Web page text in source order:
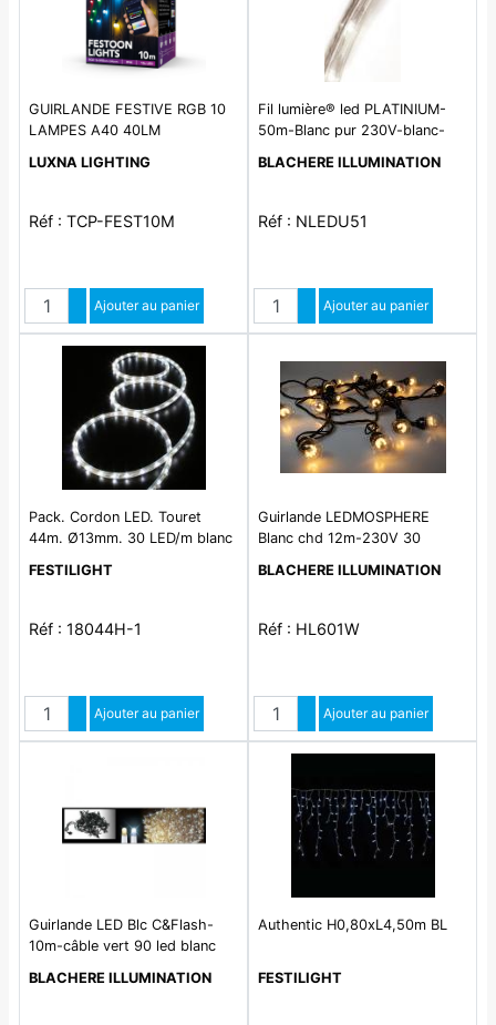
GUIRLANDE FESTIVE RGB 10
LAMPES A40 40LM
LUXNA LIGHTING
Réf : TCP-FEST10M
QuantitéAugmenter quantité
Diminuer quantité
Ajouter au panier
Fil lumière® led PLATINIUM-
50m-Blanc pur 230V-blanc-
BLACHERE ILLUMINATION
Réf : NLEDU51
QuantitéAugmenter quantité
Diminuer quantité
Ajouter au panier
Pack. Cordon LED. Touret
44m. Ø13mm. 30 LED/m blanc
FESTILIGHT
Réf : 18044H-1
QuantitéAugmenter quantité
Diminuer quantité
Ajouter au panier
Guirlande LEDMOSPHERE
Blanc chd 12m-230V 30
BLACHERE ILLUMINATION
Réf : HL601W
QuantitéAugmenter quantité
Diminuer quantité
Ajouter au panier
Guirlande LED Blc C&Flash-
10m-câble vert 90 led blanc
BLACHERE ILLUMINATION
Authentic H0,80xL4,50m BL
FESTILIGHT